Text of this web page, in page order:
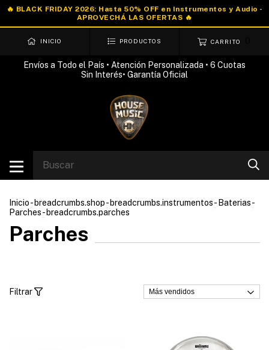
INICIO PRODUCTOS CARRITO
Envíos a Todo el País • Atención Personalizada • 6 Cuotas
Sin Interés• Garantía Oficial
Inicio- breadcrumbs.shop- breadcrumbs.instrumentos- Baterias-
Parches- breadcrumbs.parches
Parches
Filtrar